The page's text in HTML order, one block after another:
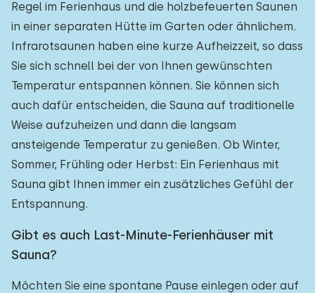
Regel im Ferienhaus und die holzbefeuerten Saunen
in einer separaten Hütte im Garten oder ähnlichem.
Infrarotsaunen haben eine kurze Aufheizzeit, so dass
Sie sich schnell bei der von Ihnen gewünschten
Temperatur entspannen können. Sie können sich
auch dafür entscheiden, die Sauna auf traditionelle
Weise aufzuheizen und dann die langsam
ansteigende Temperatur zu genießen. Ob Winter,
Sommer, Frühling oder Herbst: Ein Ferienhaus mit
Sauna gibt Ihnen immer ein zusätzliches Gefühl der
Entspannung.
Gibt es auch Last-Minute-Ferienhäuser mit
Sauna?
Möchten Sie eine spontane Pause einlegen oder auf